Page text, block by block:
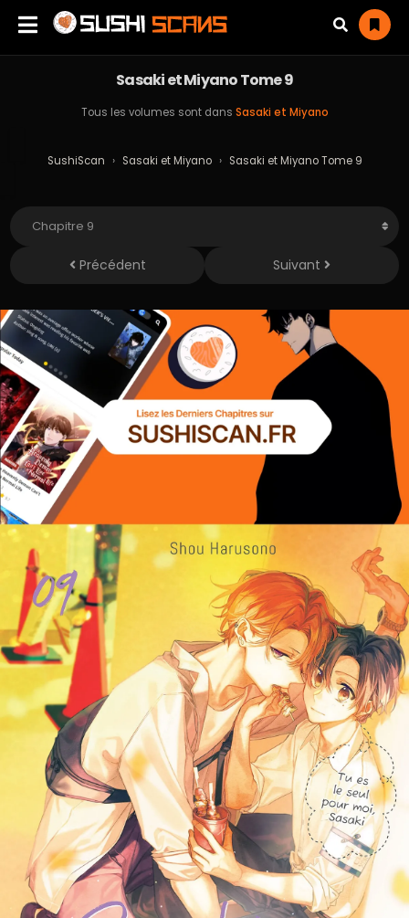
Sasaki et Miyano Tome 9
Tous les volumes sont dans Sasaki et Miyano
SushiScan › Sasaki et Miyano › Sasaki et Miyano Tome 9
Précédent Suivant